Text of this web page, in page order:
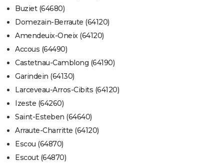
Buziet (64680)
Domezain-Berraute (64120)
Amendeuix-Oneix (64120)
Accous (64490)
Castetnau-Camblong (64190)
Garindein (64130)
Larceveau-Arros-Cibits (64120)
Izeste (64260)
Saint-Esteben (64640)
Arraute-Charritte (64120)
Escou (64870)
Escout (64870)